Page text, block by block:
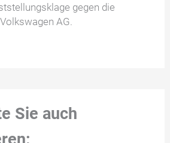
gegen die
Volkswagen AG.
Sie auch